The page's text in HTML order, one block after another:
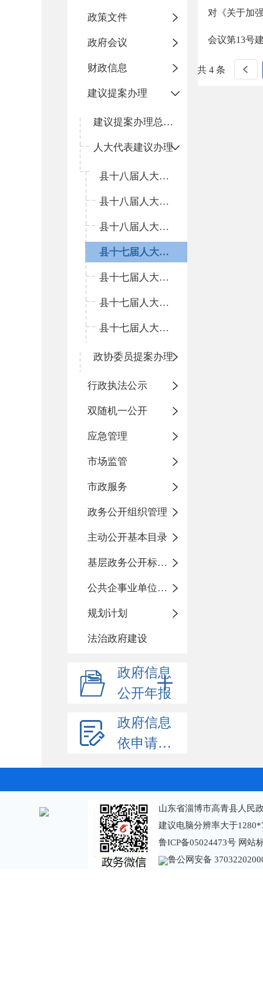
政策文件
政府会议
财政信息
建议提案办理
建议提案办理总体情况
人大代表建议办理
县十八届人大四次会议
县十八届人大二次会议
县十八届人大一次会议
县十七届人大五次会议
县十七届人大四次会议
县十七届人大三次会议
县十七届人大二次会议
政协委员提案办理
行政执法公示
双随机一公开
应急管理
市场监管
市政服务
政务公开组织管理
主动公开基本目录
基层政务公开标准化规范化
公共企事业单位信息公开
规划计划
法治政府建设
政府信息
公开年报
政府信息
依申请公开
对《关于加
会议第13号
共 4 条
山东省淄博市高青县人民
建议电脑分辨率大于
鲁ICP备05024473号 网站
鲁公网安备